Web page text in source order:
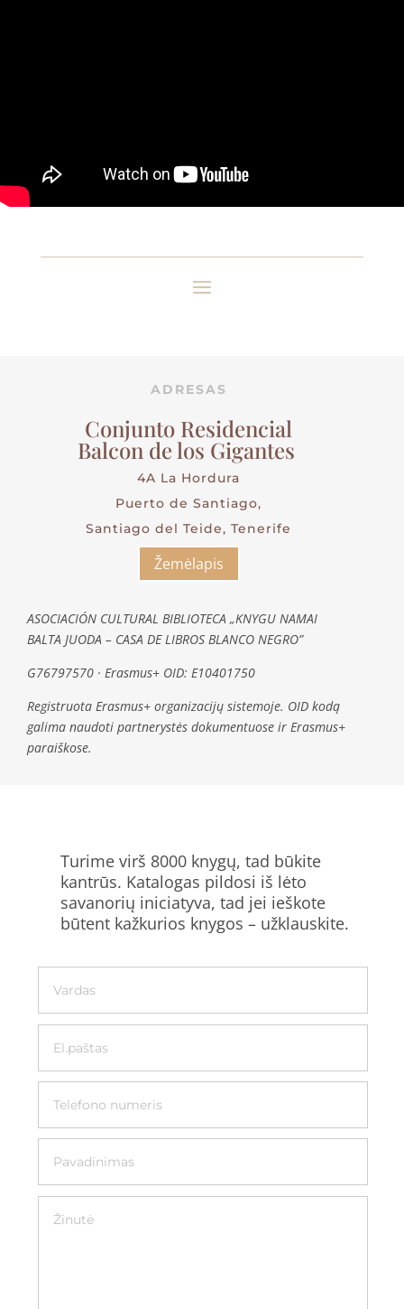
ADRESAS
Conjunto Residencial
Balcon de los Gigantes
4A La Hordura
Puerto de Santiago,
Santiago del Teide, Tenerife
Žemėlapis
ASOCIACIÓN CULTURAL BIBLIOTECA „KNYGU NAMAI
BALTA JUODA – CASA DE LIBROS BLANCO NEGRO”
G76797570 · Erasmus+ OID: E10401750
Registruota Erasmus+ organizacijų sistemoje. OID kodą
galima naudoti partnerystės dokumentuose ir Erasmus+
paraiškose.
Turime virš 8000 knygų, tad būkite
kantrūs. Katalogas pildosi iš lėto
savanorių iniciatyva, tad jei ieškote
būtent kažkurios knygos – užklauskite.